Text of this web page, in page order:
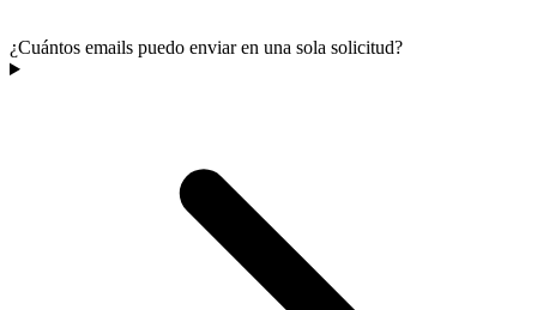
¿Cuántos emails puedo enviar en una sola solicitud?